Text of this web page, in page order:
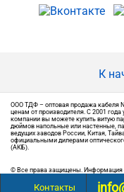
Контакты
К
ООО ТДФ – оптовая продажа кабеля
ценам от производителя. С 2001
компании вы можете купить витую
дюймов напольные или настенные,
ведущих заводов России, Китая,
официальными дилерами
(АКБ).
© Все права защищены. Информация
характер и не является публичной